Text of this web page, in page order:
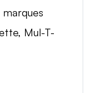
Mul-T-